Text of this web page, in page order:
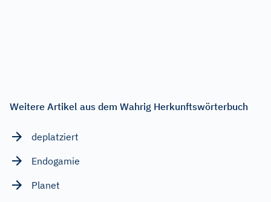
Weitere Artikel aus dem Wahrig Herkunftswörterbuch
deplatziert
Endogamie
Planet